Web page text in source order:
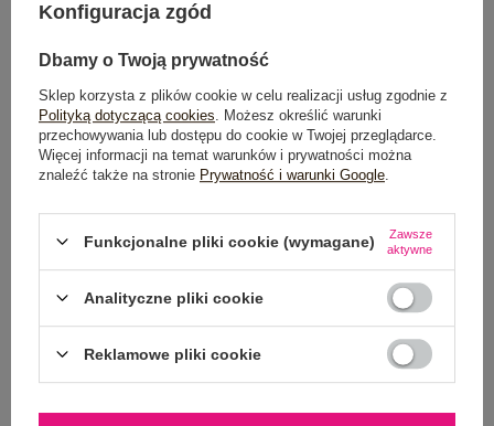
GŁÓWNE PARAMETRY
OPINIE O PRODUKCIE (0)
WYSYŁKA I DOSTAWA
OSTATNIO OGLĄDANE
Konfiguracja zgód
Dbamy o Twoją prywatność
Sklep korzysta z plików cookie w celu realizacji usług zgodnie z
Polityką dotyczącą cookies . Możesz określić warunki
przechowywania lub dostępu do cookie w Twojej przeglądarce.
Więcej informacji na temat warunków i prywatności można
znaleźć także na stronie Prywatność i warunki Google
Funkcjonalne pliki cookie (wymagane)
Zawsze
aktywne
Analityczne pliki cookie
Reklamowe pliki cookie